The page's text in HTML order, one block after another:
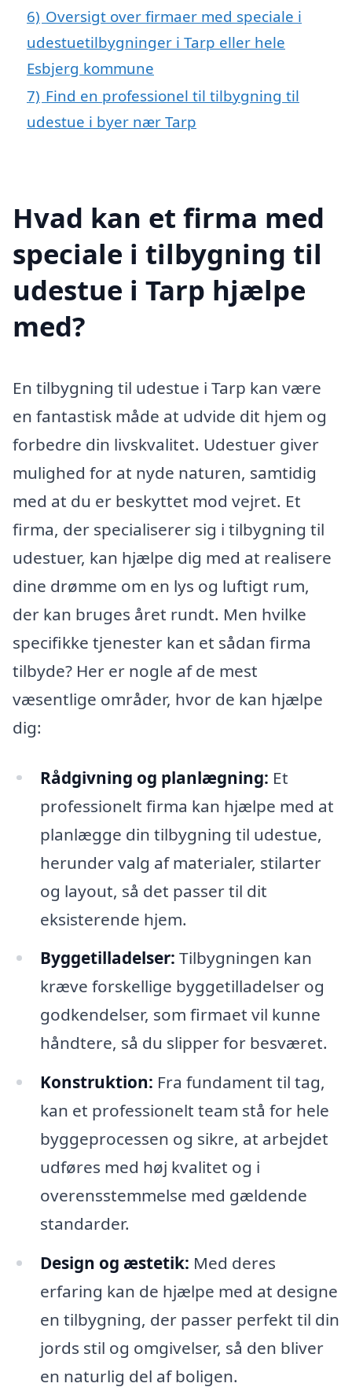
6) Oversigt over firmaer med speciale i
udestuetilbygninger i Tarp eller hele
Esbjerg kommune
7) Find en professionel til tilbygning til
udestue i byer nær Tarp
Hvad kan et firma med
speciale i tilbygning til
udestue i Tarp hjælpe
med?
En tilbygning til udestue i Tarp kan være
en fantastisk måde at udvide dit hjem og
forbedre din livskvalitet. Udestuer giver
mulighed for at nyde naturen, samtidig
med at du er beskyttet mod vejret. Et
firma, der specialiserer sig i tilbygning til
udestuer, kan hjælpe dig med at realisere
dine drømme om en lys og luftigt rum,
der kan bruges året rundt. Men hvilke
specifikke tjenester kan et sådan firma
tilbyde? Her er nogle af de mest
væsentlige områder, hvor de kan hjælpe
dig:
Rådgivning og planlægning: Et
professionelt firma kan hjælpe med at
planlægge din tilbygning til udestue,
herunder valg af materialer, stilarter
og layout, så det passer til dit
eksisterende hjem.
Byggetilladelser: Tilbygningen kan
kræve forskellige byggetilladelser og
godkendelser, som firmaet vil kunne
håndtere, så du slipper for besværet.
Konstruktion: Fra fundament til tag,
kan et professionelt team stå for hele
byggeprocessen og sikre, at arbejdet
udføres med høj kvalitet og i
overensstemmelse med gældende
standarder.
Design og æstetik: Med deres
erfaring kan de hjælpe med at designe
en tilbygning, der passer perfekt til din
jords stil og omgivelser, så den bliver
en naturlig del af boligen.